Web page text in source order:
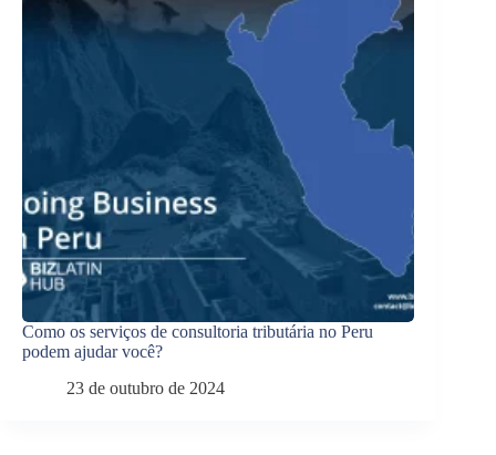
Como os serviços de consultoria tributária no Peru
podem ajudar você?
23 de outubro de 2024